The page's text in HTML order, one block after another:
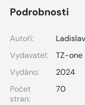
Podrobnosti
Autoři:
Vydavatel:
TZ-one
Vydáno:
2024
Počet
stran:
70